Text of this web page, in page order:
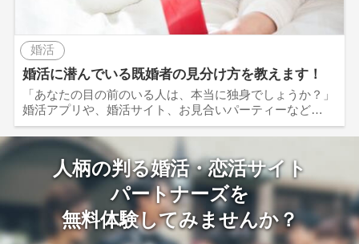
婚活
婚活に潜んでいる既婚者の見分け方を教えます！
「あなたの目の前のいる人は、本当に独身でしょうか？」
婚活アプリや、婚活サイト、お見合いパーティーなど…
人柄の判る婚活・恋活サイト
パートナーズを
無料体験してみませんか？